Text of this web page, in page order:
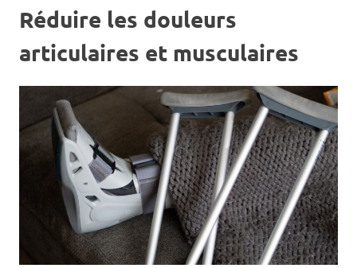
Réduire les douleurs
articulaires et musculaires